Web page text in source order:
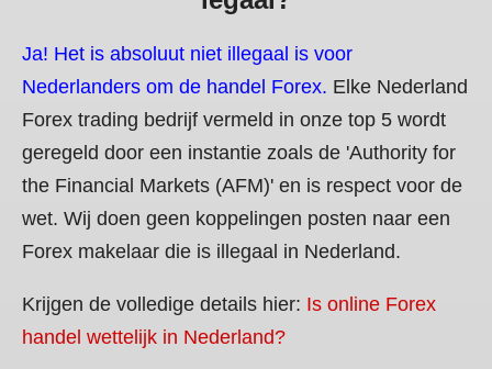
Ja! Het is absoluut niet illegaal is voor
Nederlanders om de handel Forex. Elke Nederland
Forex trading bedrijf vermeld in onze top 5 wordt
geregeld door een instantie zoals de 'Authority for
the Financial Markets (AFM)' en is respect voor de
wet. Wij doen geen koppelingen posten naar een
Forex makelaar die is illegaal in Nederland.
Krijgen de volledige details hier: Is online Forex
handel wettelijk in Nederland?